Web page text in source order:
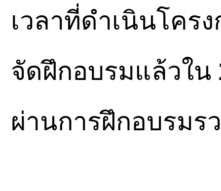
เวลาที่ดำเนินโครง
จัดฝึกอบรมแล้วใน
ผ่านการฝึกอบรมร